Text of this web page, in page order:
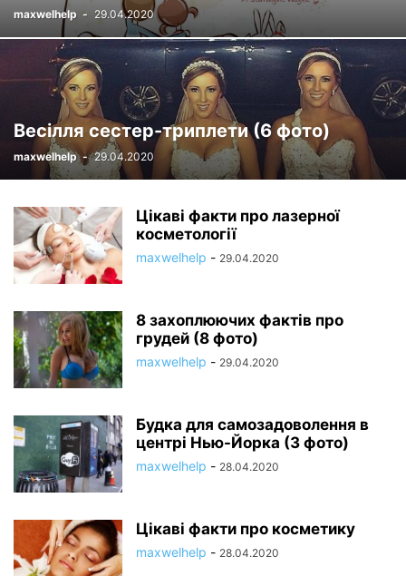
maxwelhelp - 29.04.2020
Весілля сестер-триплети (6 фото)
maxwelhelp - 29.04.2020
Цікаві факти про лазерної
косметології
maxwelhelp - 29.04.2020
8 захоплюючих фактів про
грудей (8 фото)
maxwelhelp - 29.04.2020
Будка для самозадоволення в
центрі Нью-Йорка (3 фото)
maxwelhelp - 28.04.2020
Цікаві факти про косметику
maxwelhelp - 28.04.2020